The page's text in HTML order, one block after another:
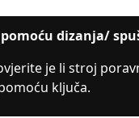
dizanja/
je li stroj
ključa.